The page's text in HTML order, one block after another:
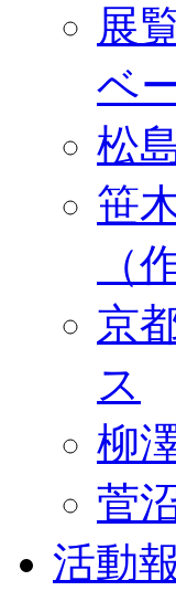
展
ベ
松
笹
（
京
ス
柳
菅
活動